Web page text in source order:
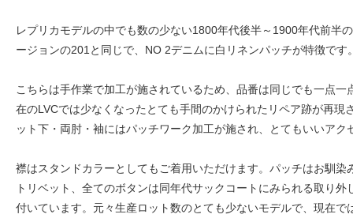
レプリカモデルの中でも数の少ない1800年代後半～1900年代前半
ージョンの201と同じで、NO 2デニムに白リネンパッチが特徴です
こちらは手作業で加工が施されているため、品番は同じでも一点
在のLVCでは少なくなったとても手間のかけられたリペア跡が再
ット下・両肘・袖にはパッチワーク加工が施され、とてもいいアク
襟はスタンドカラーとしてもご着用いただけます。パッチはお馴
トリベット、全てのボタンは同年代サックコートにみられる取り
付いています。元々生産ロット数のとても少ないモデルで、現在